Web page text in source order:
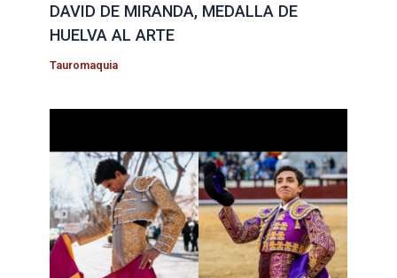
DAVID DE MIRANDA, MEDALLA DE
HUELVA AL ARTE
Tauromaquia